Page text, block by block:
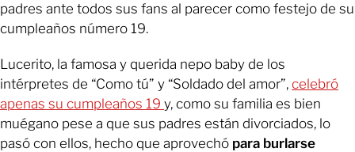
padres ante todos sus fans al parecer como festejo de su
cumpleaños número 19.
Lucerito, la famosa y querida nepo baby de los
intérpretes de “Como tú” y “Soldado del amor”, celebró
apenas su cumpleaños 19 y, como su familia es bien
muégano pese a que sus padres están divorciados, lo
pasó con ellos, hecho que aprovechó para burlarse